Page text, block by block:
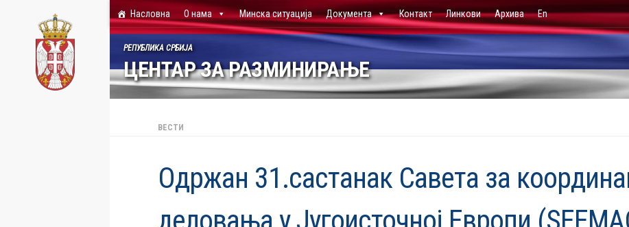
Skip to content Насловна О нама Минска ситуација Документа Контакт Линкови Архива En
ЦЕНТАР ЗА РАЗМИНИРАЊЕ
РЕПУБЛИКА СРБИЈА
ВЕСТИ
Oдржан 31.састанак Савета за